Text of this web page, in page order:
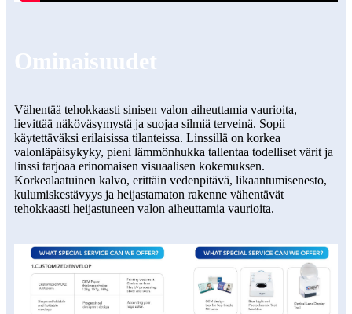
Ominaisuudet
Vähentää tehokkaasti sinisen valon aiheuttamia vaurioita,
lievittää näköväsymystä ja suojaa silmiä terveinä. Sopii
käytettäväksi erilaisissa tilanteissa. Linssillä on korkea
valonläpäisykyky, pieni lämmönhukka tallentaa todelliset värit ja
linssi tarjoaa erinomaisen visuaalisen kokemuksen.
Korkealaatuinen kalvo, erittäin vedenpitävä, likaantumisenesto,
kulumiskestävyys ja heijastamaton rakenne vähentävät
tehokkaasti heijastuneen valon aiheuttamia vaurioita.